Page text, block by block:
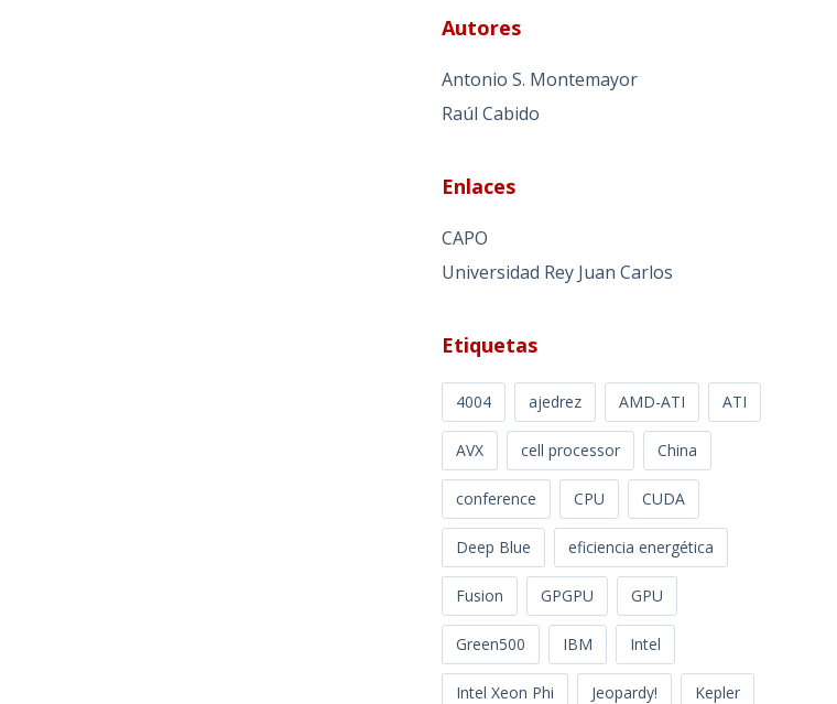
Autores
Antonio S. Montemayor
Raúl Cabido
Enlaces
CAPO
Universidad Rey Juan Carlos
Etiquetas
4004 ajedrez AMD-ATI ATI
AVX cell processor China
conference CPU CUDA
Deep Blue eficiencia energética
Fusion GPGPU GPU
Green500 IBM Intel
Intel Xeon Phi Jeopardy! Kepler